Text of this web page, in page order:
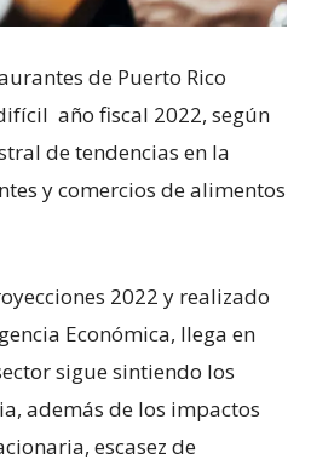
de Puerto Rico
año fiscal 2022, según
de tendencias en la
y comercios de alimentos
2022 y realizado
Económica, llega en
sigue sintiendo los
además de los impactos
escasez de